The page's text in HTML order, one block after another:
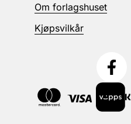
Om forlagshuset
Kjøpsvilkår